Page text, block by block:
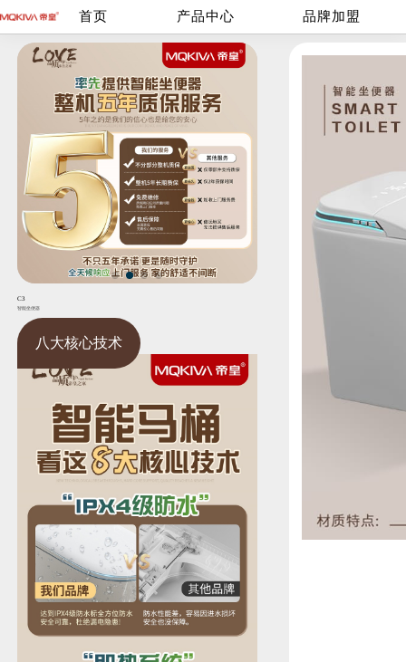
首页 产品中心 品牌加盟
C3
智能坐便器
八大核心技术